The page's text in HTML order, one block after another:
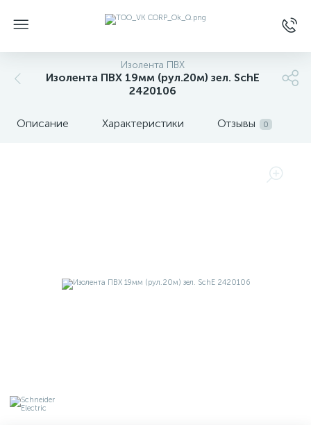
Изолента ПВХ
Изолента ПВХ 19мм (рул.20м) зел. SchE
2420106
Описание Характеристики Отзывы 0